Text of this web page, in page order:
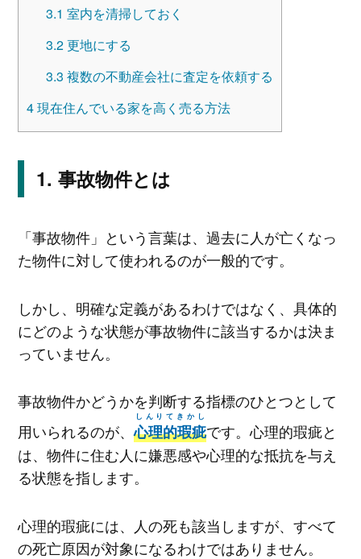
3.1 室内を清掃しておく
3.2更地にする
3.3 複数の不動産会社に査定を依頼する
4現在住んでいる家を高く売る方法
事故物件とは
「事故物件」という言葉は、過去に人が亡くなっ
た物件に対して使われるのが一般的です。
しかし、明確な定義があるわけではなく、具体的
にどのような状態が事故物件に該当するかは決ま
っていません。
事故物件かどうかを判断する指標のひとつとして
用いられるのが、心理的瑕疵
しんりてきかし
です。心理的瑕疵と
は、物件に住む人に嫌悪感や心理的な抵抗を与え
る状態を指します。
心理的瑕疵には、人の死も該当しますが、すべて
の死亡原因が対象になるわけではありません。